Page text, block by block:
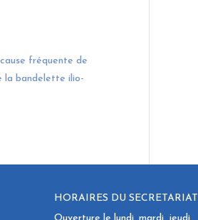
fréquente de
la bandelette ilio-
HORAIRES DU SECRETARIAT